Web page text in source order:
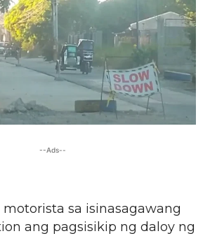
--Ads--
sa isinasagawang
ang pagsisikip ng daloy ng